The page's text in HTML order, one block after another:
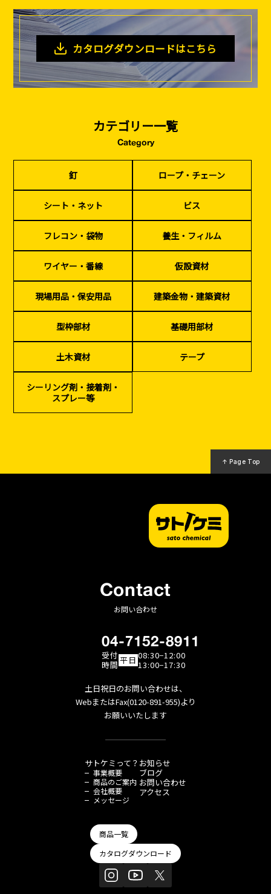
釘 ロープ・チェーン シート・ネット ビス
フレコン・袋物
ワイヤー・番線
現場用品・保安用品
建築金物・建築資材
型枠部材 基礎用部材 土木資材 テープ
シーリング剤・接着剤・スプレー等
検索
カタログダウンロード
家、マンションを
塗装工事
基礎工事・
コンクリート
（型枠工事）
仮説・バリケード
を設ける
イベント設置・
災害、台風対策
（リサイクル）
カタログダウンロードはこちら
カテゴリー一覧
Category
釘 ロープ・チェーン
シート・ネット ビス
フレコン・袋物 養生・フィルム
ワイヤー・番線 仮設資材
現場用品・保安用品 建築金物・建築資材
型枠部材 基礎用部材
土木資材 テープ
シーリング剤・接着剤・
スプレー等
↑ Page Top
Contact
お問い合わせ
04-7152-8911
受付
時間平日 08:30−12:00
13:00−17:30
土日祝日のお問い合わせは、
WebまたはFax(0120-891-955)より
お願いいたします
サトケミって？
事業概要
商品のご案内
会社概要
メッセージ
お知らせ
ブログ
お問い合わせ
アクセス
商品一覧
カタログダウンロード